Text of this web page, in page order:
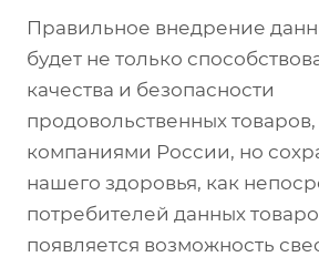
Правильное внедрение
будет не только
качества и безопасности
продовольственных
компаниями России, но
нашего здоровья, как
потребителей данных
появляется возможность